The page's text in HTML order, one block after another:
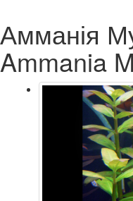
Амманія
Ammania